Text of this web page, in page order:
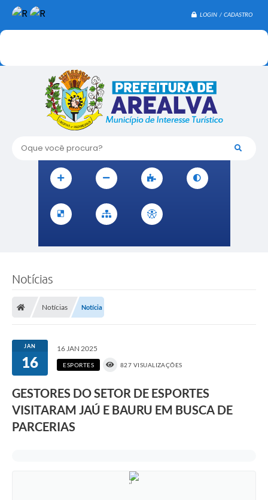
LOGIN / CADASTRO
Oque você procura?
Notícias
Notícias Notícia
JAN
16
16 JAN 2025
ESPORTES 827 VISUALIZAÇÕES
GESTORES DO SETOR DE ESPORTES
VISITARAM JAÚ E BAURU EM BUSCA DE
PARCERIAS